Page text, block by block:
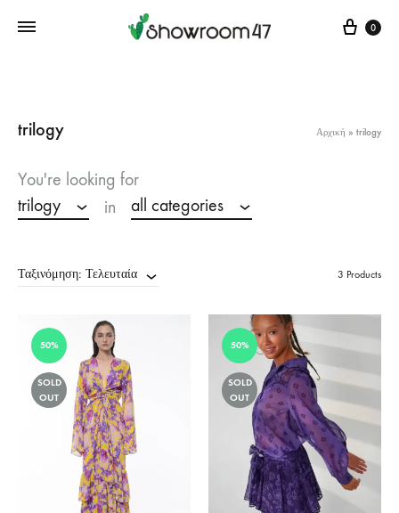
Cart
0
trilogy Αρχική » trilogy
You're looking for
trilogy
in all categories
Ταξινόμηση: Τελευταία 3 Products
50%
SOLD
OUT
50%
SOLD
OUT